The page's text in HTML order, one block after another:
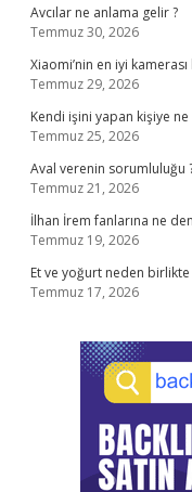
Avcılar ne anlama gelir ?
Temmuz 30, 2026
Xiaomi’nin en iyi
Temmuz 29, 2026
Kendi işini yapan kişiye
Temmuz 25, 2026
Aval verenin sorumluluğu
Temmuz 21, 2026
İlhan İrem fanlarına ne
Temmuz 19, 2026
Et ve yoğurt neden birlikte
Temmuz 17, 2026